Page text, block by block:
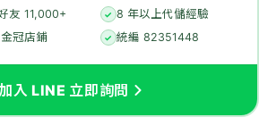
友 11,000+ ✓ 8 年以上代儲經驗
冠店鋪 ✓ 統編 82351448
加入 LINE 立即詢問